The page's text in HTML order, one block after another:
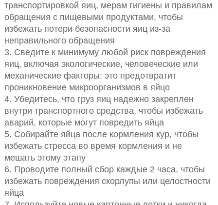
транспортировкой яиц, мерам гигиены и правилам
обращения с пищевыми продуктами, чтобы
избежать потери безопасности яиц из-за
неправильного обращения
3. Сведите к минимуму любой риск повреждения
яиц, включая экологические, человеческие или
механические факторы: это предотвратит
проникновение микроорганизмов в яйцо
4. Убедитесь, что груз яиц надежно закреплен
внутри транспортного средства, чтобы избежать
аварий, которые могут повредить яйца
5. Собирайте яйца после кормления кур, чтобы
избежать стресса во время кормления и не
мешать этому этапу
6. Проводите полный сбор каждые 2 часа, чтобы
избежать повреждения скорлупы или целостности
яйца